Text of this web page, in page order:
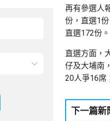
再有參選人
份，直選1
直選172份。
直選方面，
仔及大埔南
20人爭16席
下一篇新